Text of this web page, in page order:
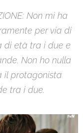
Non mi ha
per via di
di età tra i due e
Non ho nulla
il protagonista
tra i due.